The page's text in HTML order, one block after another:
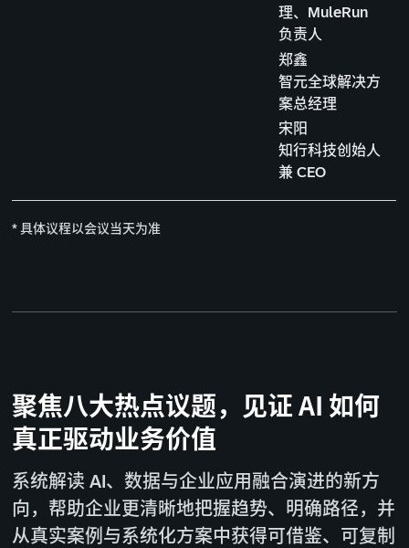
理、MuleRun
负责人
郑鑫
智元全球解决方
案总经理
宋阳
知行科技创始人
兼 CEO
* 具体议程以会议当天为准
聚焦八大热点议题，见证 AI 如何
真正驱动业务价值
系统解读 AI、数据与企业应用融合演进的新方
向，帮助企业更清晰地把握趋势、明确路径，并
从真实案例与系统化方案中获得可借鉴、可复制